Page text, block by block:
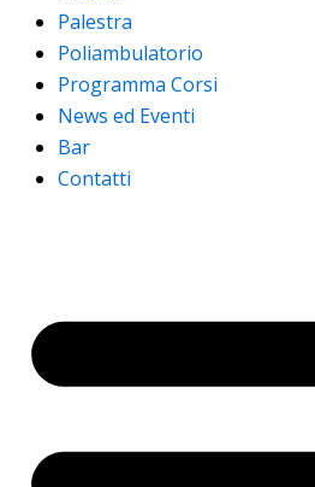
Palestra
Poliambulatorio
Programma Corsi
News ed Eventi
Bar
Contatti